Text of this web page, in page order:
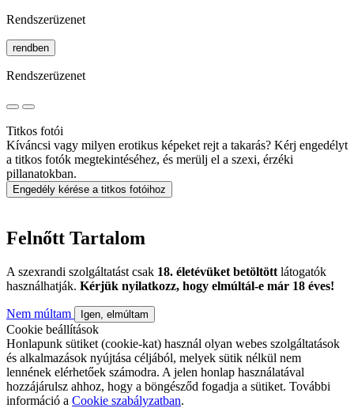
Rendszerüzenet
rendben
Rendszerüzenet
Titkos fotói
Kíváncsi vagy milyen erotikus képeket rejt a takarás? Kérj engedélyt
a titkos fotók megtekintéséhez, és merülj el a szexi, érzéki
pillanatokban.
Engedély kérése a titkos fotóihoz
Felnőtt Tartalom
A szexrandi szolgáltatást csak 18. életévüket betöltött látogatók
használhatják. Kérjük nyilatkozz, hogy elmúltál-e már 18 éves!
Nem múltam Igen, elmúltam
Cookie beállítások
Honlapunk sütiket (cookie-kat) használ olyan webes szolgáltatások
és alkalmazások nyújtása céljából, melyek sütik nélkül nem
lennének elérhetőek számodra. A jelen honlap használatával
hozzájárulsz ahhoz, hogy a böngésződ fogadja a sütiket. További
információ a Cookie szabályzatban.